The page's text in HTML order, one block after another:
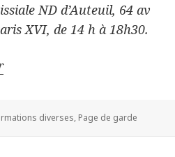
ND d’Auteuil, 64 av
XVI, de 14 h à 18h30.
diverses, Page de garde